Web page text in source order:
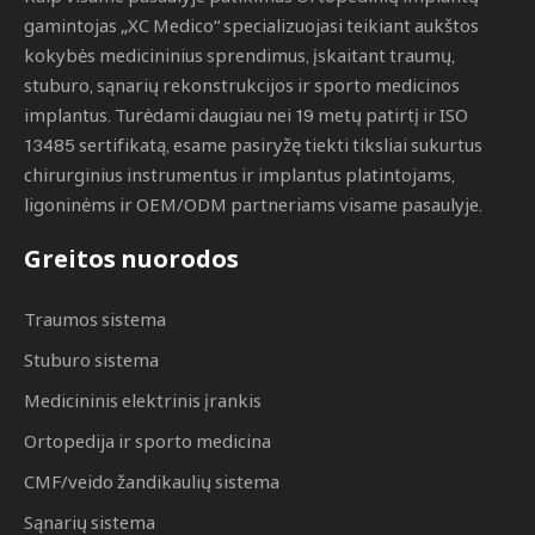
gamintojas „XC Medico“ specializuojasi teikiant aukštos
kokybės medicininius sprendimus, įskaitant traumų,
stuburo, sąnarių rekonstrukcijos ir sporto medicinos
implantus. Turėdami daugiau nei 19 metų patirtį ir ISO
13485 sertifikatą, esame pasiryžę tiekti tiksliai sukurtus
chirurginius instrumentus ir implantus platintojams,
ligoninėms ir OEM/ODM partneriams visame pasaulyje.
Greitos nuorodos
Traumos sistema
Stuburo sistema
Medicininis elektrinis įrankis
Ortopedija ir sporto medicina
CMF/veido žandikaulių sistema
Sąnarių sistema